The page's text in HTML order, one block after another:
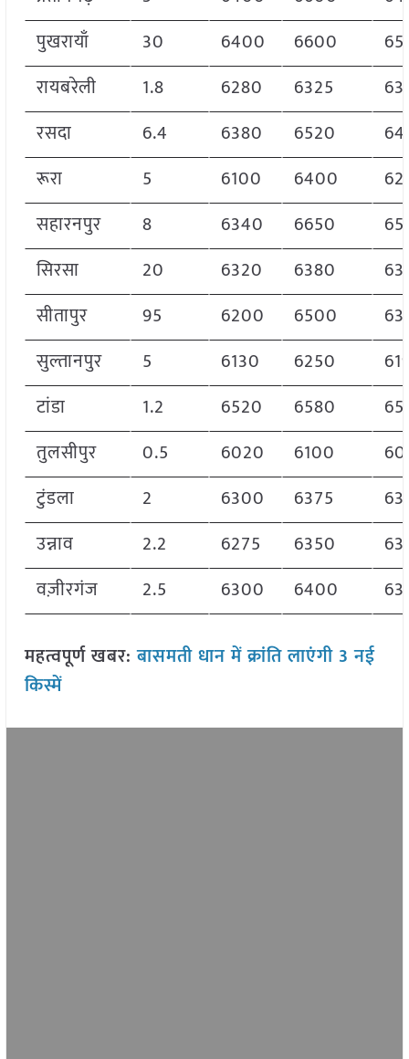
पुखरायाँ
30 6400 6600
रायबरेली
1.8 6280 6325
रसदा
6.4 6380 6520
रूरा
5 6100 6400
सहारनपुर
8 6340 6650
सिरसा
20 6320 6380
सीतापुर
95 6200 6500
सुल्तानपुर
5 6130 6250
टांडा
1.2 6520 6580
तुलसीपुर
0.5 6020 6100
टुंडला
2 6300 6375
उन्नाव
2.2 6275 6350
वज़ीरगंज
2.5 6300 6400
महत्वपूर्ण खबर:बासमती धान में क्रांति लाएंगी 3 नई
किस्में